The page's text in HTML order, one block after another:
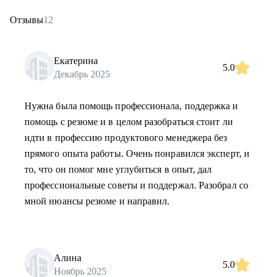
Отзывы12
Екатерина
Декабрь 2025
5.0
Нужна была помощь профессионала, поддержка и
помощь с резюме и в целом разобраться стоит ли
идти в профессию продуктового менеджера без
прямого опыта работы. Очень понравился эксперт, и
то, что он помог мне углубиться в опыт, дал
профессиональные советы и поддержал. Разобрал со
мной нюансы резюме и направил.
Алина
Ноябрь 2025
5.0